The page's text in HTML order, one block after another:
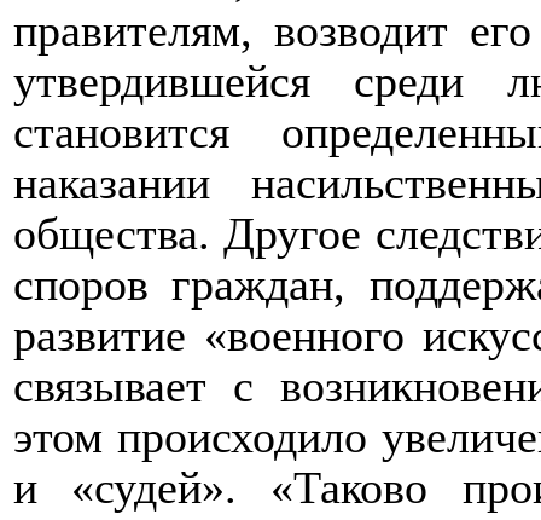
правителям, возводит
утвердившейся среди
становится
наказании
общества. Другое
споров граждан,
развитие «военного
связывает с
этом происходило
и «судей». «Таково